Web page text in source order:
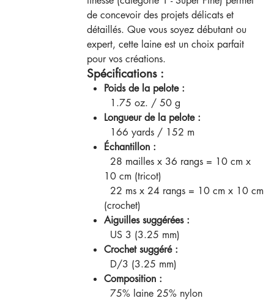
de concevoir des projets délicats et
détaillés. Que vous soyez débutant ou
expert, cette laine est un choix parfait
pour vos créations.
Spécifications :
Poids de la pelote :
1.75 oz. / 50 g
Longueur de la pelote :
166 yards / 152 m
Échantillon :
28 mailles x 36 rangs = 10 cm x
10 cm (tricot)
22 ms x 24 rangs = 10 cm x 10 cm
(crochet)
Aiguilles suggérées :
US 3 (3.25 mm)
Crochet suggéré :
D/3 (3.25 mm)
Composition :
75% laine 25% nylon